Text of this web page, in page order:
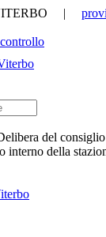
VITERBO |
del
interno della